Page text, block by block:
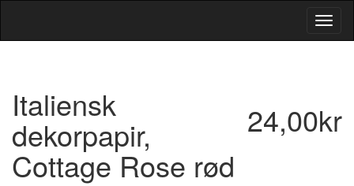
24,00kr
Italiensk
dekorpapir,
Cottage Rose rød